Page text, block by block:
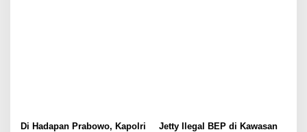
Di Hadapan Prabowo, Kapolri
Jetty Ilegal BEP di Kawasan